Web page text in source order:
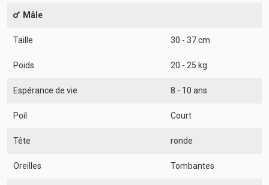
Mâle
Taille 30 - 37 cm
Poids 20 - 25 kg
Espérance de vie 8 - 10 ans
Poil Court
Tête ronde
Oreilles Tombantes